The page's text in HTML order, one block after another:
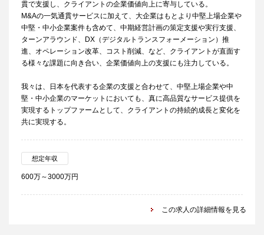
貫で支援し、クライアントの企業価値向上に寄与している。
M&Aの一気通貫サービスに加えて、大企業はもとより中堅上場企業や
中堅・中小企業案件も含めて、中期経営計画の策定支援や実行支援、
ターンアラウンド、DX（デジタルトランスフォーメーション）推
進、オペレーション改革、コスト削減、など、クライアントが直面す
る様々な課題に向き合い、企業価値向上の支援にも注力している。
我々は、日本を代表する企業の支援と合わせて、中堅上場企業や中
堅・中小企業のマーケットにおいても、真に高品質なサービス提供を
実現するトップファームとして、クライアントの持続的成長と変化を
共に実現する。
想定年収
600万～3000万円
この求人の詳細情報を見る